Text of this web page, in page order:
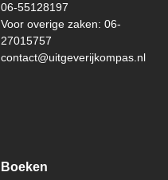
06-55128197
Voor overige zaken: 06-
27015757
contact@uitgeverijkompas.nl
Boeken